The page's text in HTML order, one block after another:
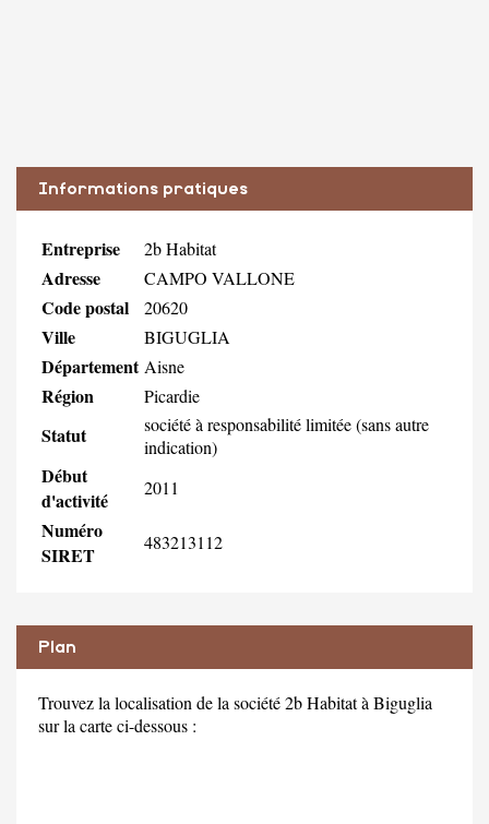
Informations pratiques
Entreprise 2b Habitat
Adresse CAMPO VALLONE
Code postal 20620
Ville BIGUGLIA
Département Aisne
Région Picardie
Statut
société à responsabilité limitée (sans autre
indication)
Début
d'activité
2011
Numéro
SIRET
483213112
Plan
Trouvez la localisation de la société 2b Habitat à Biguglia
sur la carte ci-dessous :